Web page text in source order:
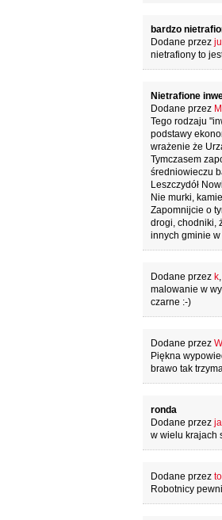
bardzo
Dodane przez
nietrafiony to
Nietrafione
Dodane przez
Tego rodzaju
podstawy
wrażenie że
Tymczasem
średniowieczu
Leszczydół
Nie murki,
Zapomnijcie o
drogi, chodniki,
innych gminie
Dodane przez k
malowanie w
czarne :-)
Dodane przez
Piękna
brawo tak
ronda
Dodane przez
w wielu krajach
Dodane przez
Robotnicy